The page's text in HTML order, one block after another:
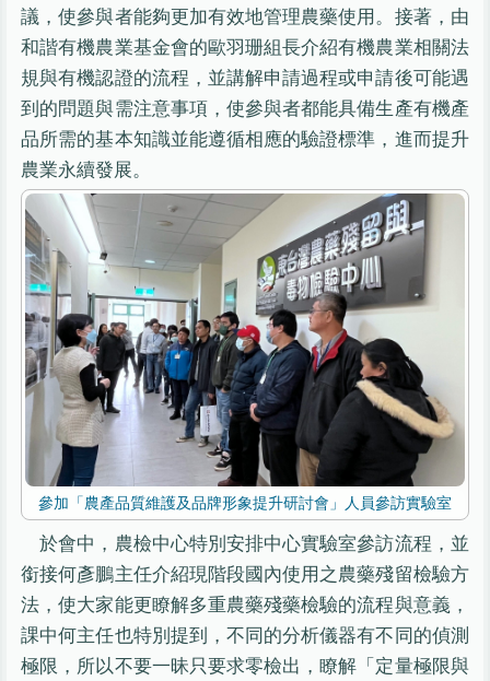
議，使參與者能夠更加有效地管理農藥使用。接著，由
和諧有機農業基金會的歐羽珊組長介紹有機農業相關法
規與有機認證的流程，並講解申請過程或申請後可能遇
到的問題與需注意事項，使參與者都能具備生產有機產
品所需的基本知識並能遵循相應的驗證標準，進而提升
農業永續發展。
參加「農產品質維護及品牌形象提升研討會」人員參訪實驗室
於會中，農檢中心特別安排中心實驗室參訪流程，並
銜接何彥鵬主任介紹現階段國內使用之農藥殘留檢驗方
法，使大家能更瞭解多重農藥殘藥檢驗的流程與意義，
課中何主任也特別提到，不同的分析儀器有不同的偵測
極限，所以不要一昧只要求零檢出，瞭解「定量極限與